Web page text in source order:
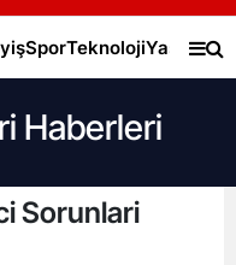
SporTeknolojiYaşam
Haberleri
Sorunlari